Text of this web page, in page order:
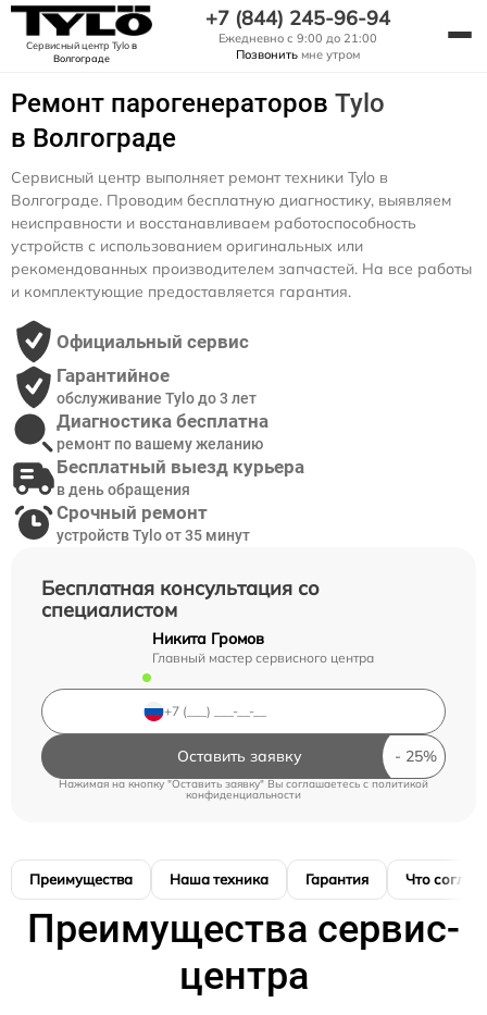
Сервисный центр Tyloв
Волгограде
+7 (844) 245-96-94
Ежедневно с 9:00 до 21:00
Позвонить мне утром
Ремонт парогенераторов Tylo
в Волгограде
Бесплатная консультация со
специалистом
Никита Громов
Главный мастер сервисного центра
Оставить заявку
Нажимая на кнопку "Оставить заявку" Вы соглашаетесь cполитикой
конфиденциальности
Сервисный центр выполняет ремонт техники Tylo в
Волгограде. Проводим бесплатную диагностику, выявляем
неисправности и восстанавливаем работоспособность
устройств с использованием оригинальных или
рекомендованных производителем запчастей. На все работы
и комплектующие предоставляется гарантия.
Официальный сервис
Гарантийное
обслуживание Tylo до 3 лет
Диагностика бесплатна
ремонт по вашему желанию
Бесплатный выезд курьера
в день обращения
Срочный ремонт
устройств Tylo от 35 минут
Преимущества Наша техника Гарантия Что
Преимущества сервис-
центра